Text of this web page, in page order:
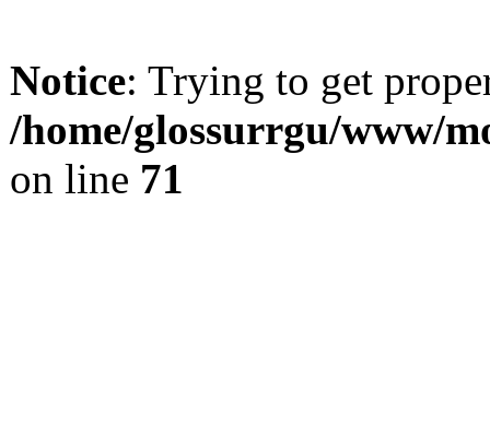
Notice: Trying to get
/home/glossurrgu/www/
on line 71